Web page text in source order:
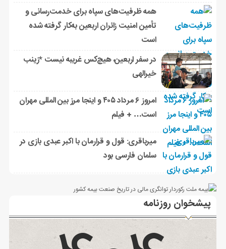
همه ظرفیت‌های سپاه برای خدمت‌رسانی و
تأمین امنیت زائران اربعین به‌کار گرفته شده
است
در سفر اربعین، هیچ‌کس غریبه نیست *زینب
خیرالهی
امروز ۶ مرداد ۴۰۵ و اینجا مرز بین المللی مهران
است… + فیلم
میرباقری: قول و قرارمان با اکبر عبدی بازی در
سلمان فارسی بود
پیشخوان روزنامه